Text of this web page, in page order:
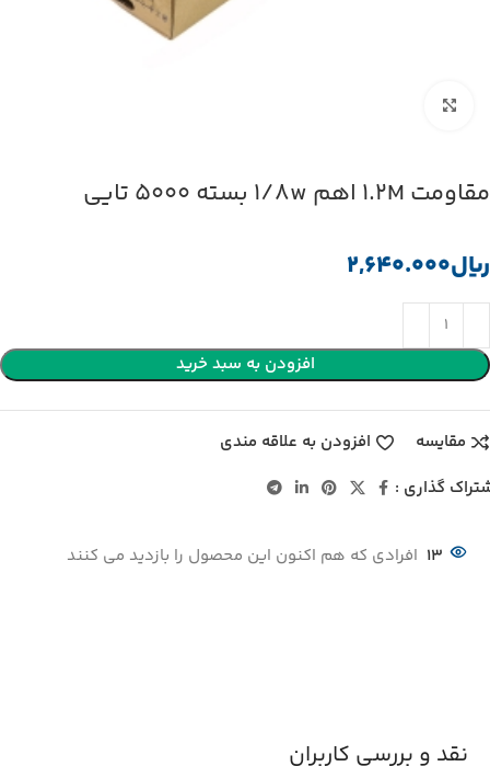
مقاومت 1.2M اهم 1/8w بسته 5000 تایی
﷼
افزودن به سبد خرید
مقایسه
افزودن به علاقه مندی
گذاری :
13 افرادی که هم اکنون این محصول را بازدید می کنند
نقد و بررسی کاربران